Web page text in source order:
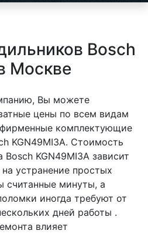
Bosch
Москве
Вы можете
цены по всем видам
комплектующие
KGN49MI3A. Стоимость
KGN49MI3A зависит
устранение простых
считанные минуты, а
иногда требуют от
дней работы .
влияет